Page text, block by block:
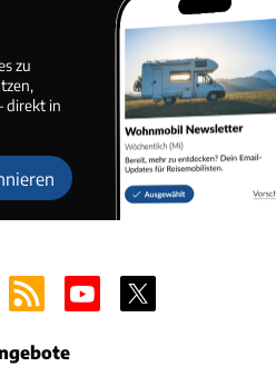
zu
direkt in